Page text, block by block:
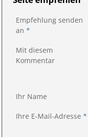
Empfehlung senden
an *
Mit diesem
Kommentar
Ihr Name
Ihre E-Mail-Adresse *